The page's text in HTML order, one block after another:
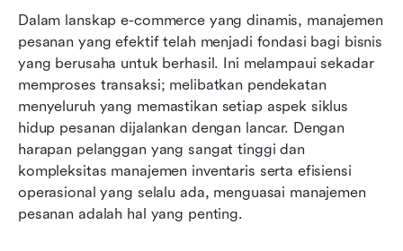
Dalam lanskap e-commerce yang dinamis, manajemen
pesanan yang efektif telah menjadi fondasi bagi bisnis
yang berusaha untuk berhasil. Ini melampaui sekadar
memproses transaksi; melibatkan pendekatan
menyeluruh yang memastikan setiap aspek siklus
hidup pesanan dijalankan dengan lancar. Dengan
harapan pelanggan yang sangat tinggi dan
kompleksitas manajemen inventaris serta efisiensi
operasional yang selalu ada, menguasai manajemen
pesanan adalah hal yang penting.
Peran teknologi dalam manajemen pesanan
Tips dan praktik terbaik untuk manajemen
pesanan yang efektif
FAQ manajemen pesanan
Kesimpulan